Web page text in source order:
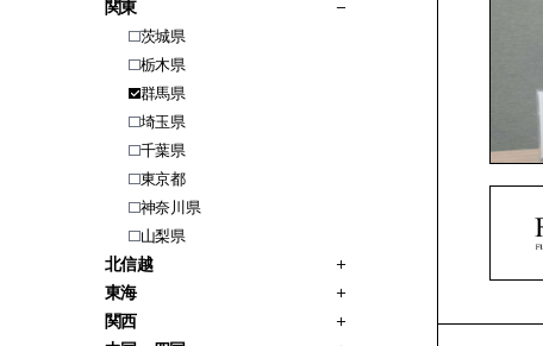
関東
茨城県
栃木県
群馬県
埼玉県
千葉県
東京都
神奈川県
山梨県
北信越
東海
関西